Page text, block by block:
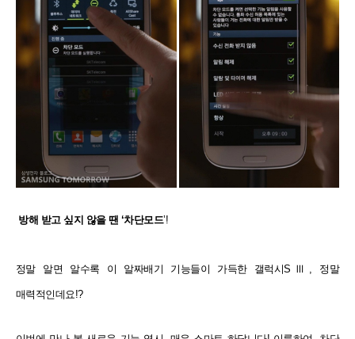
방해 받고 싶지 않을 땐 ‘차단모드’!
정말 알면 알수록 이 알짜배기 기능들이 가득한 갤럭시SⅢ, 정말
매력적인데요!?